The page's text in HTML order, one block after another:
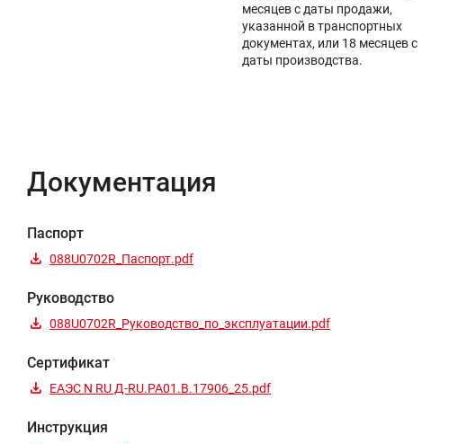
месяцев с даты продажи,
указанной в транспортных
документах, или 18 месяцев с
даты производства.
Документация
Паспорт
088U0702R_Паспорт.pdf
Руководство
088U0702R_Руководство_по_эксплуатации.pdf
Сертификат
ЕАЭС N RU Д-RU.РА01.В.17906_25.pdf
Инструкция